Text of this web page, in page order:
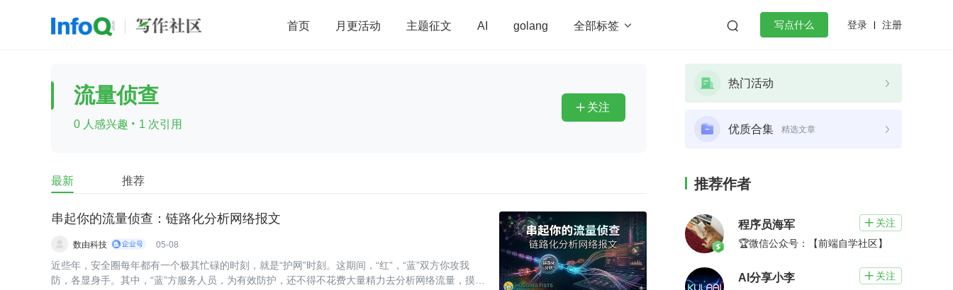
首页 月更活动 主题征文 AI golang 全部标签   写点什么 登录 注册
前端 AI redis
查看更多
流量侦查
0 人感兴趣 · 1 次引用
 关注
最新 推荐
串起你的流量侦查：链路化分析网络报文
数由科技 05-08
近些年，安全圈每年都有一个极其忙碌的时刻，就是“护网”时刻。这期间，“红”，“蓝”双方你攻我
防，各显身手。其中，“蓝”方服务人员，为有效防护，还不得不花费大量精力去分析网络流量，摸清
热门活动
优质合集 精选文章
推荐作者
程序员海军  关注
🏆微信公众号：【前端自学社区】
AI分享小李  关注